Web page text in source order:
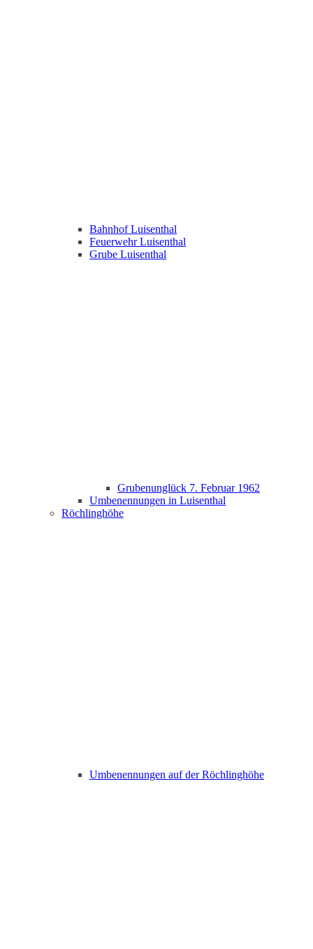
Bahnhof Luisenthal
Feuerwehr Luisenthal
Grube Luisenthal
Grubenunglück 7. Februar 1962
Umbenennungen in Luisenthal
Röchlinghöhe
Umbenennungen auf der Röchlinghöhe